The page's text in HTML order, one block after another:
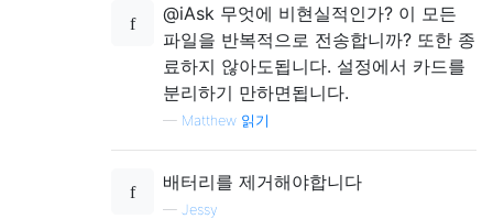
@iAsk 무엇에 비현실적인가? 이 모든
파일을 반복적으로 전송합니까? 또한 종
료하지 않아도됩니다. 설정에서 카드를
분리하기 만하면됩니다.
— Matthew 읽기
배터리를 제거해야합니다
— Jessy